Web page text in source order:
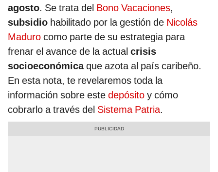
agosto. Se trata del Bono Vacaciones,
subsidio habilitado por la gestión de Nicolás
Maduro como parte de su estrategia para
frenar el avance de la actual crisis
socioeconómicaque azota al país caribeño.
En esta nota, te revelaremos toda la
información sobre este depósito y cómo
cobrarlo a través del Sistema Patria.